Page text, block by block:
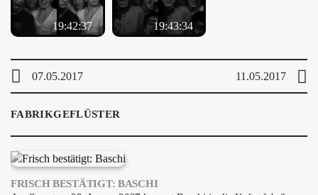
19:42:37 19:43:34
07.05.2017 11.05.2017
FABRIKGEFLÜSTER
FRISCH BESTÄTIGT: BASCHI